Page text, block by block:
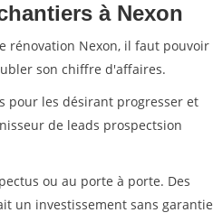
à Nexon
rénovation Nexon, il faut pouvoir
son chiffre d'affaires.
pour les désirant progresser et
de leads prospectsion
ou au porte à porte. Des
un investissement sans garantie